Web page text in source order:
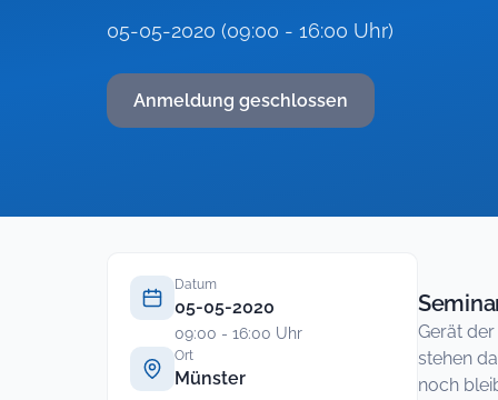
05-05-2020 (09:00 - 16:00 Uhr)
Anmeldung geschlossen
Datum
05-05-2020
09:00 - 16:00 Uhr
Ort
Münster
Gerät
stehen
noch